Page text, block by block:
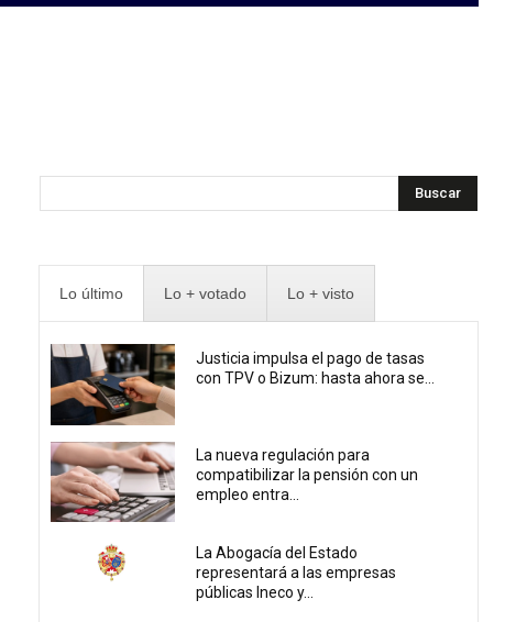
Buscar
Lo último Lo + votado Lo + visto
Justicia impulsa el pago de tasas
con TPV o Bizum: hasta ahora se...
La nueva regulación para
compatibilizar la pensión con un
empleo entra...
La Abogacía del Estado
representará a las empresas
públicas Ineco y...